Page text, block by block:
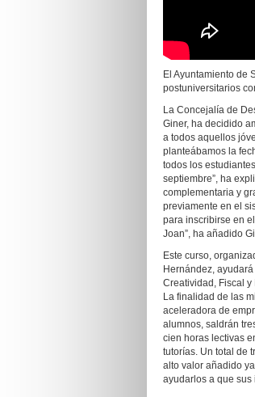
El Ayuntamiento de
postuniversitarios
La Concejalía de
Giner, ha decidido
a todos aquellos
planteábamos la
todos los
septiembre”, ha
complementaria y
previamente en el
para inscribirse en
Joan”, ha añadido
Este curso,
Hernández,
Creatividad, Fiscal
La finalidad de las
aceleradora de
alumnos, saldrán
cien horas lectivas
tutorías. Un total de
alto valor añadido
ayudarlos a que sus